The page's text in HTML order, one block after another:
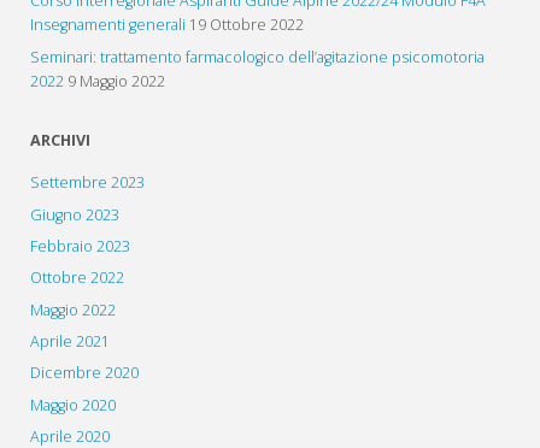
Insegnamenti generali 19 Ottobre 2022
Seminari: trattamento farmacologico dell’agitazione psicomotoria
2022 9 Maggio 2022
ARCHIVI
Settembre 2023
Giugno 2023
Febbraio 2023
Ottobre 2022
Maggio 2022
Aprile 2021
Dicembre 2020
Maggio 2020
Aprile 2020